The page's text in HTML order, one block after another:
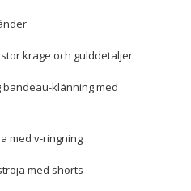
krage och gulddetaljer
bandeau-klänning med
med v-ringning
med shorts